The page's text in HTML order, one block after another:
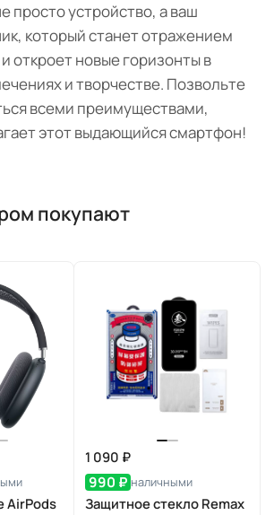
просто устройство, а ваш
который станет отражением
откроет новые горизонты в
и творчестве. Позвольте
всеми преимуществами,
этот выдающийся смартфон!
покупают
AirPods
1 090 ₽
990 ₽ наличными
Защитное стекло Remax